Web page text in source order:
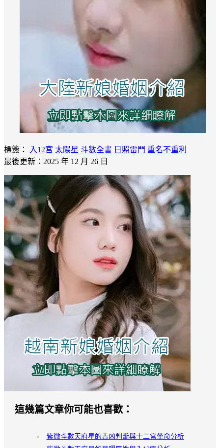
標簽： 入12宮 太陽星 斗數全書 日照雷門 重名不重利
最後更新：2025 年 12 月 26 日
這幾篇文章你可能也喜歡：
紫微斗數天府星的吉凶判斷與十二宮坐命分析